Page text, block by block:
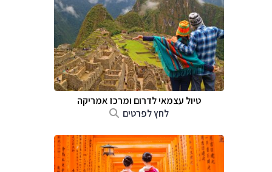
טיול עצמאי לדרום ומרכז אמריקה
לחץ לפרטים